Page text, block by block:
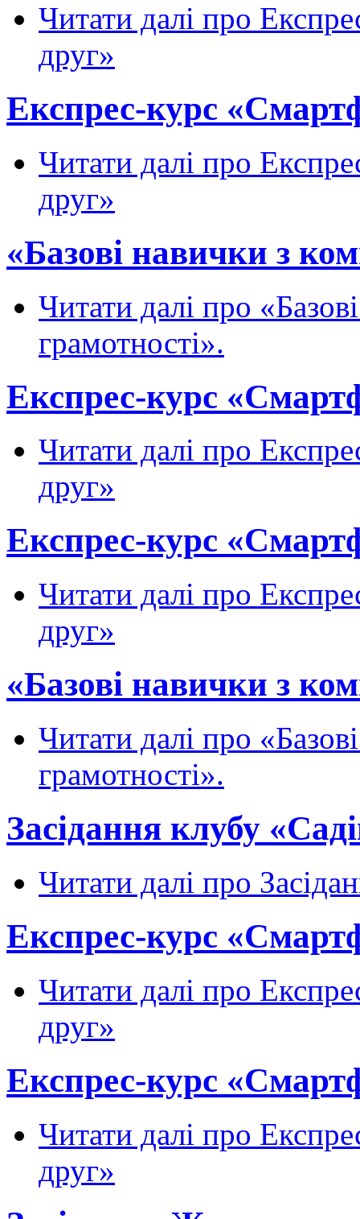
Читати далі про
друг»
Експрес-курс
Читати далі про
друг»
«Базові навички з
Читати далі про
грамотності».
Експрес-курс
Читати далі про
друг»
Експрес-курс
Читати далі про
друг»
«Базові навички з
Читати далі про
грамотності».
Засідання клубу
Читати далі про
Експрес-курс
Читати далі про
друг»
Експрес-курс
Читати далі про
друг»